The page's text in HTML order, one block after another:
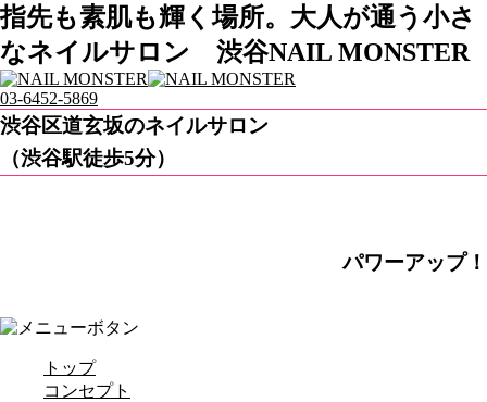
指先も素肌も輝く場所。大人が通う小さ
なネイルサロン 渋谷NAIL MONSTER
03-6452-5869
渋谷区道玄坂のネイルサロン
（渋谷駅徒歩5分）
パワーアップ！
トップ
コンセプト